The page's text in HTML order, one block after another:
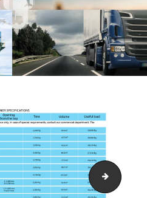
banner